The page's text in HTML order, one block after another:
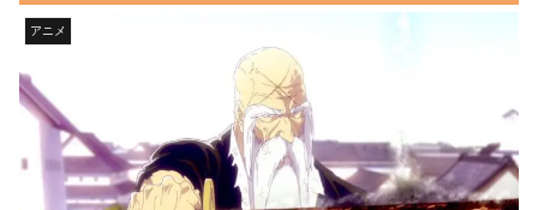
【朗報】齋藤飛鳥、前屈みで
完全に見えてる動画が拡散され
てしまう…
磁気嵐、地球由来のイオンが
主導…JAXAの衛星「あらせ」
が観測！
で巻き起こった熱狂的ブームの
様子がこちら…」＝韓国の反応
韓国人「韓国人が『日本の地
下鉄は複雑すぎる』と感じる驚
きの理由がこちらです‥」
アニメ